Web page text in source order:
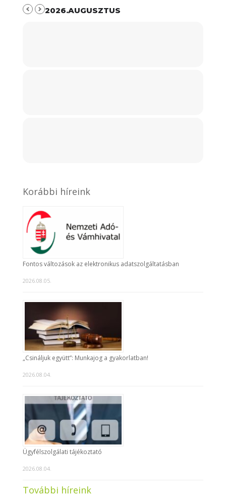
2026.AUGUSZTUS
Korábbi híreink
Fontos változások az elektronikus adatszolgáltatásban
2026.08.05.
„Csináljuk együtt”: Munkajog a gyakorlatban!
2026.08.04.
Ügyfélszolgálati tájékoztató
2026.08.04.
További híreink